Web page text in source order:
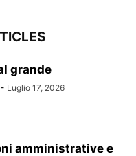
grande
- Luglio 17, 2026
amministrative e